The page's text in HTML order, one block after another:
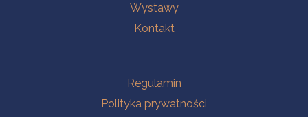
Wystawy
Kontakt
Regulamin
Polityka prywatności